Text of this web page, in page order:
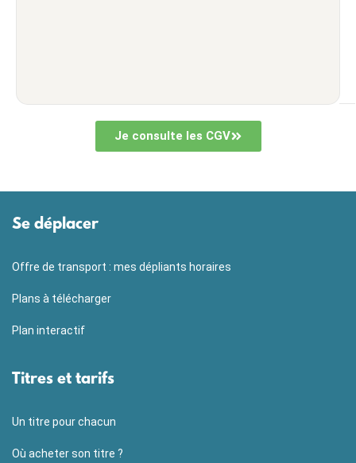
Je consulte les CGV
Se déplacer
Offre de transport : mes dépliants horaires
Plans à télécharger
Plan interactif
Titres et tarifs
Un titre pour chacun
Où acheter son titre ?